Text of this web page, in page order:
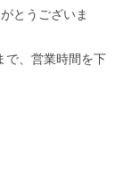
とうございま
で、営業時間を下